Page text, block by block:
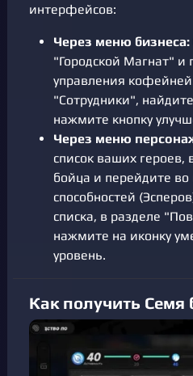
интерфейсов:
Через меню бизнеса:
"Городской Магнат" и
управления
"Сотрудники",
нажмите кнопку
Через меню
список ваших героев,
бойца и перейдите во
способностей
списка, в разделе
нажмите на иконку
уровень.
Как получить Семя